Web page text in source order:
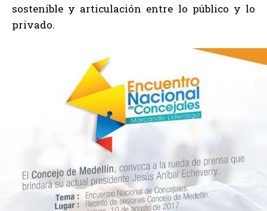
sostenible y articulación entre lo público y lo
privado.